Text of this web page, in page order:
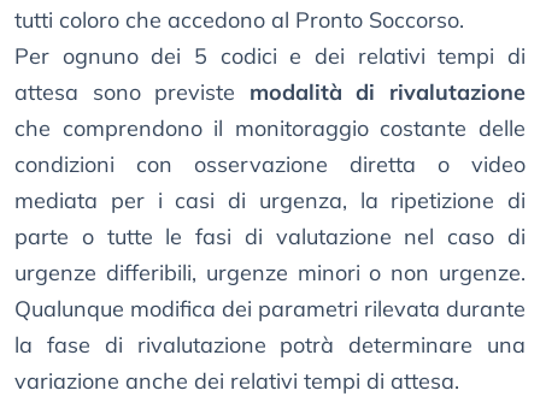
tutti coloro che accedono al Pronto Soccorso.
Per ognuno dei 5 codici e dei relativi tempi di
attesa sono previste modalità di rivalutazione
che comprendono il monitoraggio costante delle
condizioni con osservazione diretta o video
mediata per i casi di urgenza, la ripetizione di
parte o tutte le fasi di valutazione nel caso di
urgenze differibili, urgenze minori o non urgenze.
Qualunque modifica dei parametri rilevata durante
la fase di rivalutazione potrà determinare una
variazione anche dei relativi tempi di attesa.